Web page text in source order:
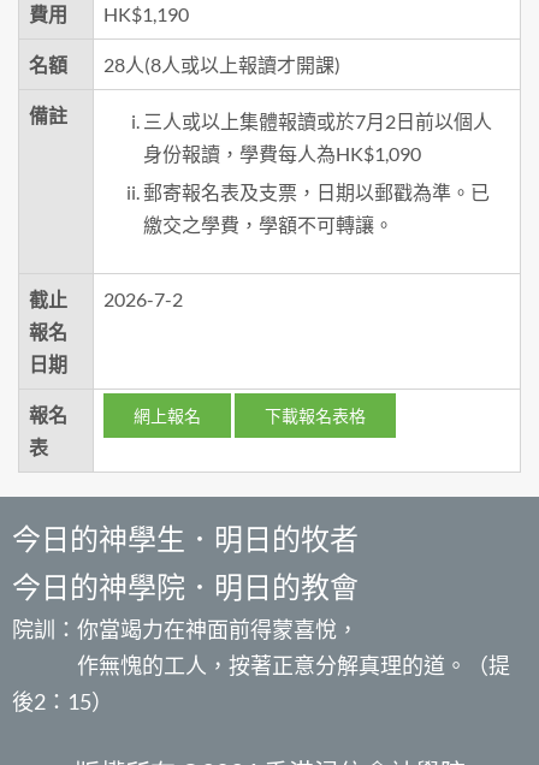
費用 HK$1,190
名額 28人(8人或以上報讀才開課)
備註
三人或以上集體報讀或於7月2日前以個人
身份報讀，學費每人為HK$1,090
郵寄報名表及支票，日期以郵戳為準。已
繳交之學費，學額不可轉讓。
截止
報名
日期
2026-7-2
報名
表
網上報名 下載報名表格
今日的神學生．明日的牧者
今日的神學院．明日的教會
院訓：你當竭力在神面前得蒙喜悅，
作無愧的工人，按著正意分解真理的道。（提
後2：15）